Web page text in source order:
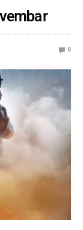
0